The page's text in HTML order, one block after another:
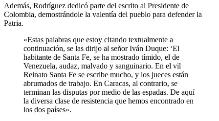
Además, Rodríguez dedicó parte del escrito al Presidente de
Colombia, demostrándole la valentía del pueblo para defender la
Patria.
«Estas palabras que estoy citando textualmente a
continuación, se las dirijo al señor Iván Duque: ‘El
habitante de Santa Fe, se ha mostrado tímido, el de
Venezuela, audaz, malvado y sanguinario. En el vil
Reinato Santa Fe se escribe mucho, y los jueces están
abrumados de trabajo. En Caracas, al contrario, se
terminan las disputas por medio de las espadas. De aquí
la diversa clase de resistencia que hemos encontrado en
los dos países».